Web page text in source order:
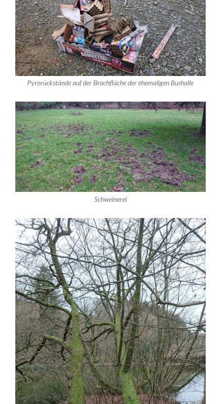
Pyrorückstände auf der Brachfläche der ehemaligen Bushalle
Schweinerei